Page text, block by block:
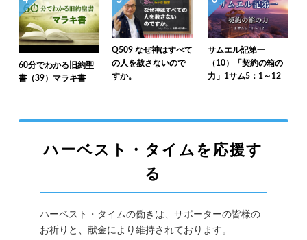
60分でわかる旧約聖
書（39）マラキ書
Q509 なぜ神はすべて
の人を赦さないので
すか。
サムエル記第一
（10）「契約の箱の
力」1サム5：1～12
ハーベスト・タイムを応援す
る
ハーベスト・タイムの働きは、サポーターの皆様の
お祈りと、献金により維持されております。